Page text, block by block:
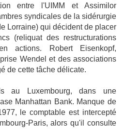
entre l'UIMM et Assimilor
syndicales de la sidérurgie
Lorraine) qui décident de placer
(reliquat des restructurations
actions. Robert Eisenkopf,
Wendel et des associations
de cette tâche délicate.
au Luxembourg, dans une
Manhattan Bank. Manque de
le comptable est intercepté
Paris, alors qu'il consulte